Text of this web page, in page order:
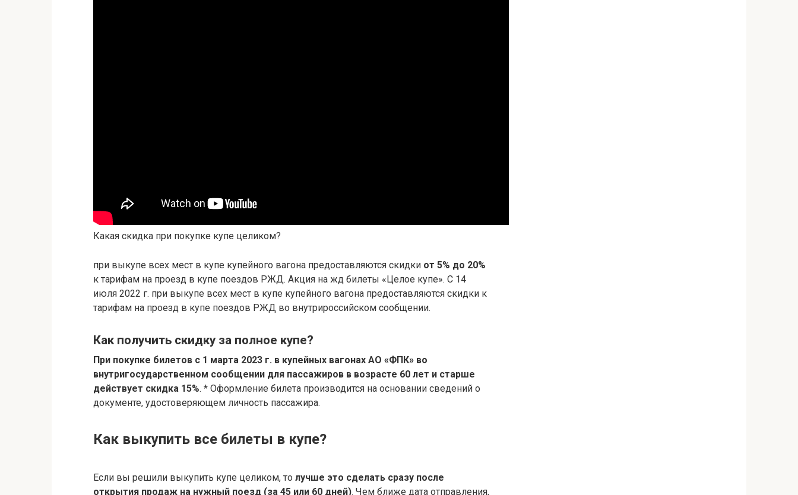
Какая скидка при покупке купе целиком?
при выкупе всех мест в купе купейного вагона предоставляются скидки от 5% до 20%
к тарифам на проезд в купе поездов РЖД. Акция на жд билеты «Целое купе». С 14
июля 2022 г. при выкупе всех мест в купе купейного вагона предоставляются скидки к
тарифам на проезд в купе поездов РЖД во внутрироссийском сообщении.
Как получить скидку за полное купе?
При покупке билетов c 1 марта 2023 г. в купейных вагонах АО «ФПК» во
внутригосударственном сообщении для пассажиров в возрасте 60 лет и старше
действует скидка 15%. * Оформление билета производится на основании сведений о
документе, удостоверяющем личность пассажира.
Как выкупить все билеты в купе?
Если вы решили выкупить купе целиком, то лучше это сделать сразу после
открытия продаж на нужный поезд (за 45 или 60 дней). Чем ближе дата отправления,